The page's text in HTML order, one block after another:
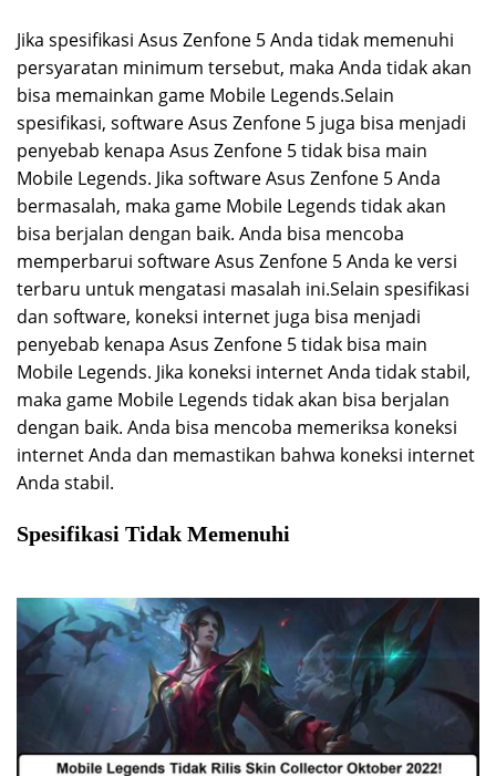
Jika spesifikasi Asus Zenfone 5 Anda tidak memenuhi
persyaratan minimum tersebut, maka Anda tidak akan
bisa memainkan game Mobile Legends.Selain
spesifikasi, software Asus Zenfone 5 juga bisa menjadi
penyebab kenapa Asus Zenfone 5 tidak bisa main
Mobile Legends. Jika software Asus Zenfone 5 Anda
bermasalah, maka game Mobile Legends tidak akan
bisa berjalan dengan baik. Anda bisa mencoba
memperbarui software Asus Zenfone 5 Anda ke versi
terbaru untuk mengatasi masalah ini.Selain spesifikasi
dan software, koneksi internet juga bisa menjadi
penyebab kenapa Asus Zenfone 5 tidak bisa main
Mobile Legends. Jika koneksi internet Anda tidak stabil,
maka game Mobile Legends tidak akan bisa berjalan
dengan baik. Anda bisa mencoba memeriksa koneksi
internet Anda dan memastikan bahwa koneksi internet
Anda stabil.
Spesifikasi Tidak Memenuhi